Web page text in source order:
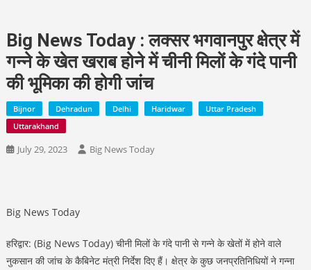
Big News Today : लक्सर भगवानपुर क्षेत्र में
गन्ने के खेत खराब होने में चीनी मिलों के गंदे पानी
की भूमिका की होगी जांच
Bijnor Dehradun Delhi Haridwar
Uttar Pradesh
Uttarakhand
July 29, 2023 Big News Today
Big News Today
हरिद्वार: (Big News Today) चीनी मिलों के गंदे पानी से गन्ने के खेतों में होने वाले
नुकसान की जांच के कैबिनेट मंत्री निर्देश दिए हैं। क्षेत्र के कुछ जनप्रतिनिधियों ने गन्ना